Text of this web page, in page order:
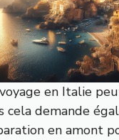
en Italie
cela demande
en amont